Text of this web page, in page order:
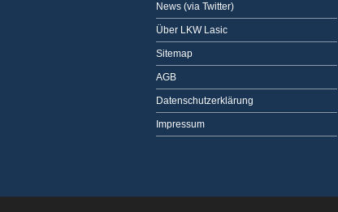
News (via Twitter)
Über LKW Lasic
Sitemap
AGB
Datenschutzerklärung
Impressum